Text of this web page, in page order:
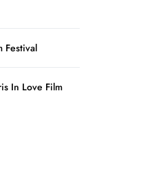
Festival
In Love Film